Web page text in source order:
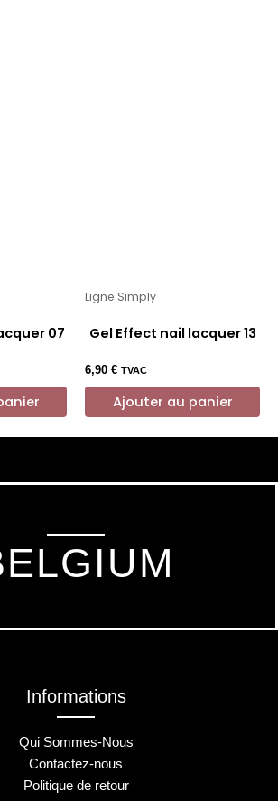
07
Ligne Simply
Gel Effect nail lacquer 13
6,90 € TVAC
Ajouter au panier
Informations
Qui Sommes-Nous
Contactez-nous
Politique de retour